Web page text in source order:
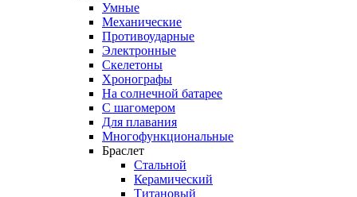
Умные
Механические
Противоударные
Электронные
Скелетоны
Хронографы
На солнечной батарее
С шагомером
Для плавания
Многофункциональные
Браслет
Стальной
Керамический
Титановый